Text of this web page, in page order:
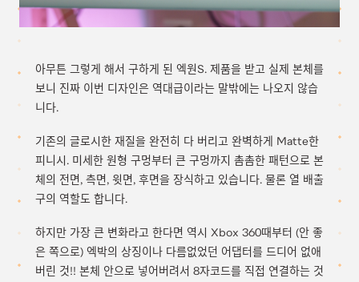
아무튼 그렇게 해서 구하게 된 엑원S. 제품을 받고 실제 본체를
보니 진짜 이번 디자인은 역대급이라는 말밖에는 나오지 않습
니다.
기존의 글로시한 재질을 완전히 다 버리고 완벽하게 Matte한
피니시. 미세한 원형 구멍부터 큰 구멍까지 촘촘한 패턴으로 본
체의 전면, 측면, 윗면, 후면을 장식하고 있습니다. 물론 열 배출
구의 역할도 합니다.
하지만 가장 큰 변화라고 한다면 역시 Xbox 360때부터 (안 좋
은 쪽으로) 엑박의 상징이나 다름없었던 어댑터를 드디어 없애
버린 것!! 본체 안으로 넣어버려서 8자코드를 직접 연결하는 것